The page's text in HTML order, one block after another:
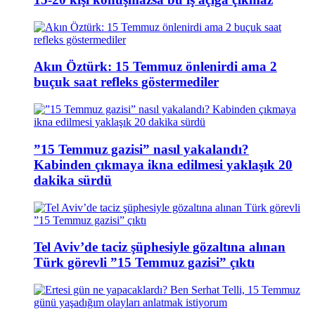
Akın Öztürk: 15 Temmuz önlenirdi ama 2
buçuk saat refleks göstermediler
”15 Temmuz gazisi” nasıl yakalandı?
Kabinden çıkmaya ikna edilmesi yaklaşık 20
dakika sürdü
Tel Aviv’de taciz şüphesiyle gözaltına alınan
Türk görevli ”15 Temmuz gazisi” çıktı